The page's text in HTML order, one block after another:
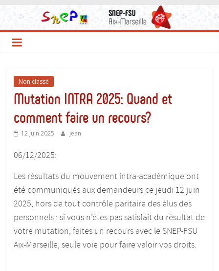
contenu
SNEP-
FSU
Aix
Marseille
Non classé
Mutation INTRA 2025: Quand et
comment faire un recours?
12 juin 2025 jean
06/12/2025:
Les résultats du mouvement intra-académique ont
été communiqués aux demandeurs ce jeudi 12 juin
2025, hors de tout contrôle paritaire des élus des
personnels : si vous n’êtes pas satisfait du résultat de
votre mutation, faites un recours avec le SNEP-FSU
Aix-Marseille, seule voie pour faire valoir vos droits.